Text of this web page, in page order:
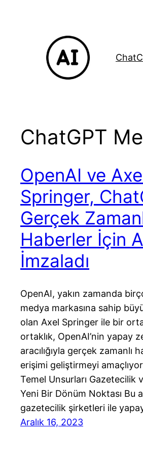
Chat
ChatGPT
OpenAI ve
Springer,
Gerçek
Haberler İçin
İmzaladı
OpenAI, yakın zamanda
medya markasına sahip
olan Axel Springer ile bir
ortaklık, OpenAI’nin yapay
aracılığıyla gerçek zamanlı
erişimi geliştirmeyi
Temel Unsurları Gazetecilik
Yeni Bir Dönüm Noktası Bu
gazetecilik şirketleri ile
Aralık 16, 2023